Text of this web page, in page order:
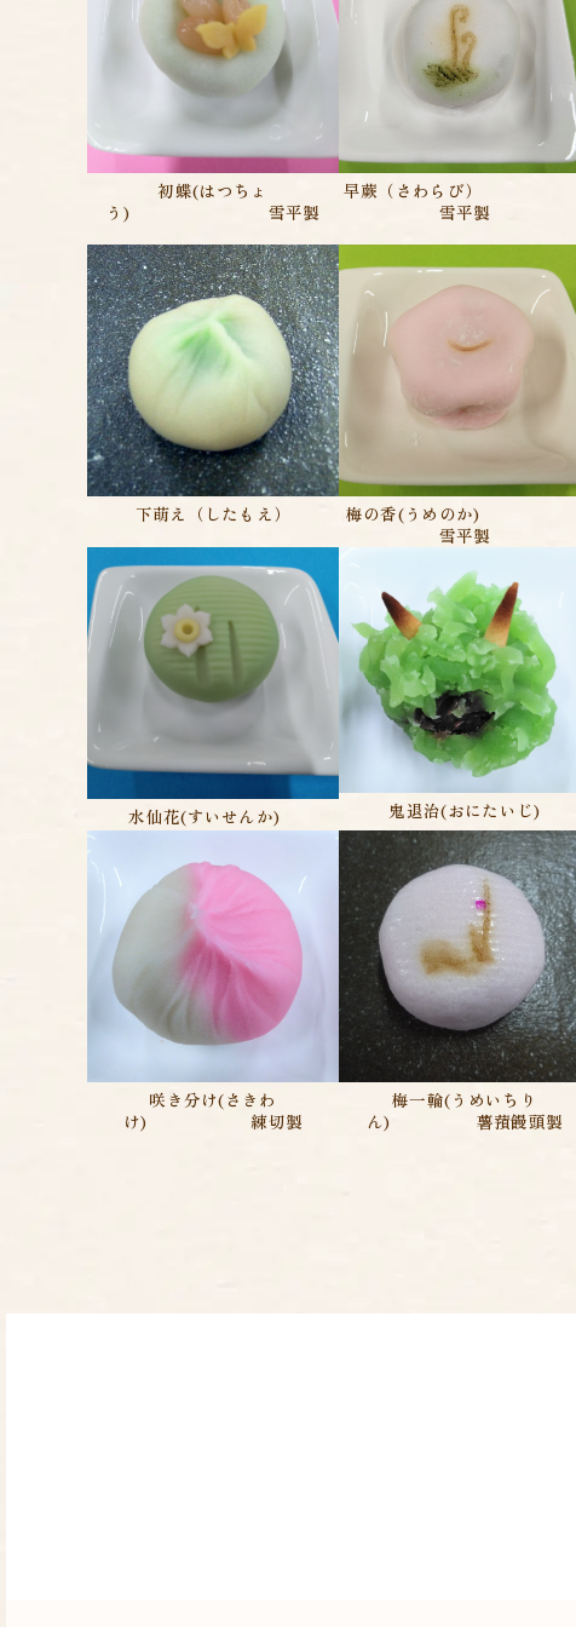
初蝶(はつちょ
う) 雪平製
早蕨（さわらび）
雪平製
下萌え（したもえ）
梅の香(うめのか)
雪平製
水仙花(すいせんか) 鬼退治(おにたいじ)
咲き分け(さきわ
け) 練切製
梅一輪(うめいちり
ん) 薯蕷饅頭製